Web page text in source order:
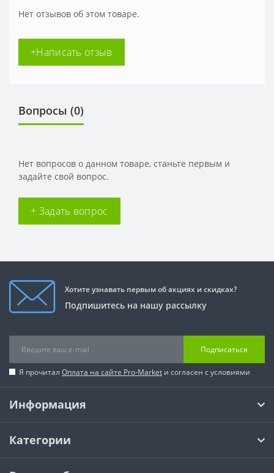
Нет отзывов об этом товаре.
+Написать отзыв
Вопросы (0)
Нет вопросов о данном товаре, станьте первым и
задайте свой вопрос.
+ Задать вопрос
Хотите узнавать первым об акциях и скидках?
Подпишитесь на нашу рассылку
Подписаться
Я прочитал Оплата на сайте Pro-Market и согласен с условиями
Информация
Категории